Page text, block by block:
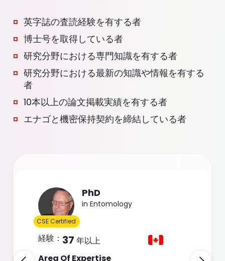
英字誌の査読経験を有する者
博士号を取得している者
研究分野における専門知識を有する者
研究分野における最新の知識や情報を有する
者
10本以上の論文掲載実績を有する者
エナゴと機密保持契約を締結している者
Slide 4 of 38 PhD
in English and Social Relations
CSE Certified
経験： 34 年以上
Area Of Expertise